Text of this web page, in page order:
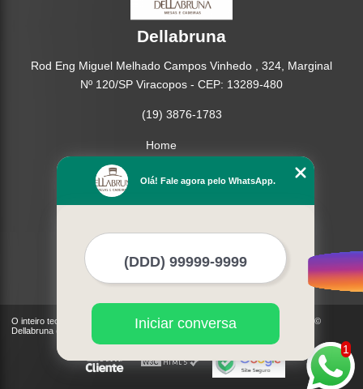
Dellabruna
Rod Eng Miguel Melhado Campos Vinhedo , 324, Marginal
Nº 120/SP Viracopos - CEP: 13289-480
(19) 3876-1783
Home
Missão
Mais Serviços
O inteiro teor deste site está sujeito à proteção de direitos autorais. Copyright©
Dellabruna (Lei 9610 de 19/02/1998)
1
Olá! Fale agora pelo WhatsApp.
Iniciar conversa